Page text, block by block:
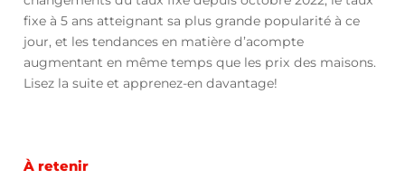
fixe à 5 ans atteignant sa plus grande popularité à ce
jour, et les tendances en matière d’acompte
augmentant en même temps que les prix des maisons.
Lisez la suite et apprenez-en davantage!
À retenir